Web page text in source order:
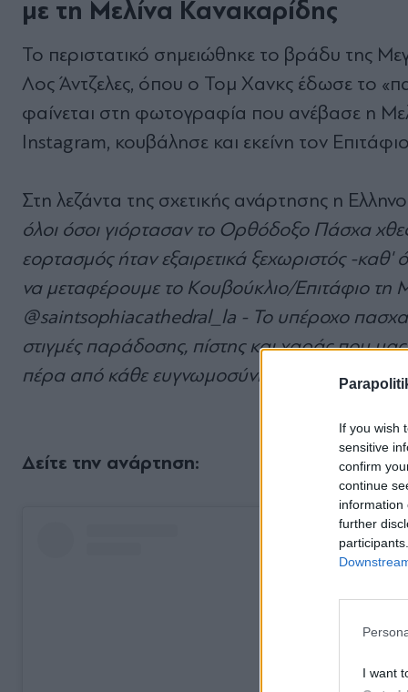
If you wish
sensitive
confirm
continue
information
further
I want
με τη Μελίνα Κανακαρίδης
Το περιστατικό σημειώθηκε το βράδυ της
Λος Άντζελες, όπου ο Τομ Χανκς έδωσε το
φαίνεται στη φωτογραφία που ανέβασε η
Instagram, κουβάλησε και εκείνη τον
Στη λεζάντα της σχετικής ανάρτησης η
όλοι όσοι γιόρτασαν το Ορθόδοξο Πάσχα
εορτασμός ήταν εξαιρετικά ξεχωριστός -
να μεταφέρουμε το Κουβούκλιο/Επιτάφιο τη
@saintsophiacathedral_la - Το υπέροχο
στιγμές παράδοσης, πίστης και χαράς που
πέρα ​​από κάθε ευγνωμοσύνη!!».
Δείτε την ανάρτηση: